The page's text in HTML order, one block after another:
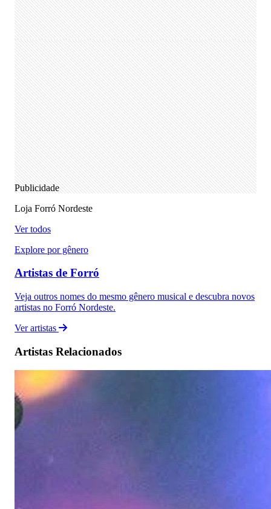
Publicidade
Loja Forró Nordeste
Ver todos
Explore por gênero
Artistas de Forró
Veja outros nomes do mesmo gênero musical e descubra novos
artistas no Forró Nordeste.
Ver artistas
Artistas Relacionados